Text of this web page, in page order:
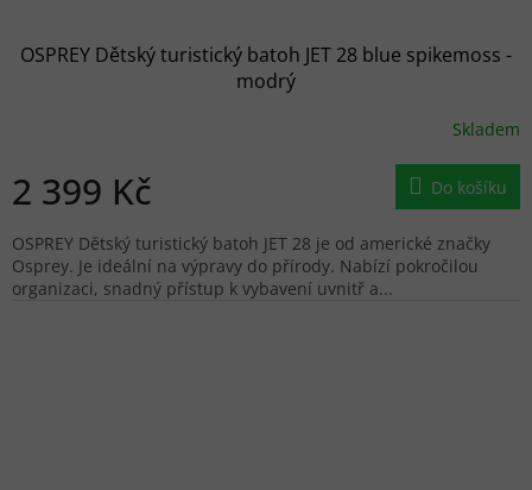
OSPREY Dětský turistický batoh JET 28 blue spikemoss -
modrý
Skladem
2 399 Kč Do košíku
OSPREY Dětský turistický batoh JET 28 je od americké značky
Osprey. Je ideální na výpravy do přírody. Nabízí pokročilou
organizaci, snadný přístup k vybavení uvnitř a...